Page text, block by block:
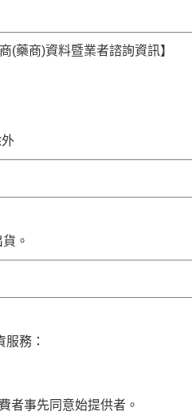
(藥商)資料暨業者諮詢資訊】
。
務：
者事先同意始提供者。